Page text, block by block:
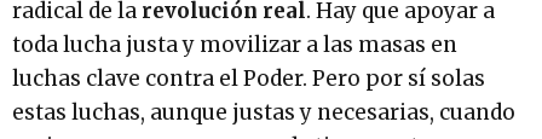
radical de la revolución real. Hay que apoyar a
toda lucha justa y movilizar a las masas en
luchas clave contra el Poder. Pero por sí solas
estas luchas, aunque justas y necesarias, cuando